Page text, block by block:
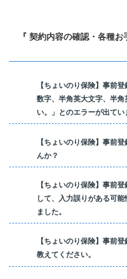
『 契約内容の確認・各種
【ちょいのり保険】事前
数字、半角英大文字、半
い。」とのエラーが出て
【ちょいのり保険】事前
んか？
【ちょいのり保険】事前
して、入力誤りがある可
ました。
【ちょいのり保険】事前
教えてください。